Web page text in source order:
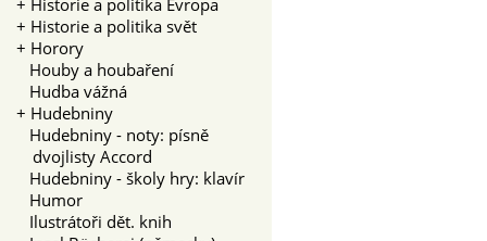
+ Historie a politika svět
+ Horory
Houby a houbaření
Hudba vážná
+ Hudebniny
Hudebniny - noty: písně
dvojlisty Accord
Hudebniny - školy hry: klavír
Humor
Ilustrátoři dět. knih